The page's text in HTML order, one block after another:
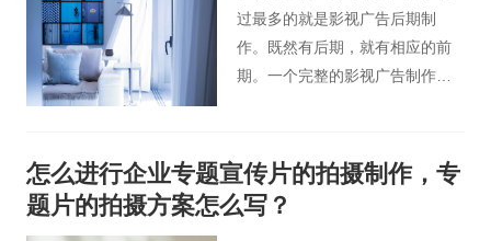
引。今天，桃花谷TVC广告片小
编想和大家分享一下TVC广告拍
摄制作价格贵不贵。
过最多的就是影视广告后期制
作。既然有后期，就有相应的前
期。一个完整的影视广告制作流
今天就来为大家介绍下影视广告
制作的流程是怎样的？影视广告
前期工作包括哪些内容？
怎么进行企业专题宣传片的拍摄制作，专
题片的拍摄方案怎么写？